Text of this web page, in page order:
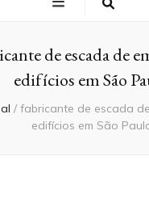
de escada de
edifícios em São
/ fabricante de escada
edifícios em São